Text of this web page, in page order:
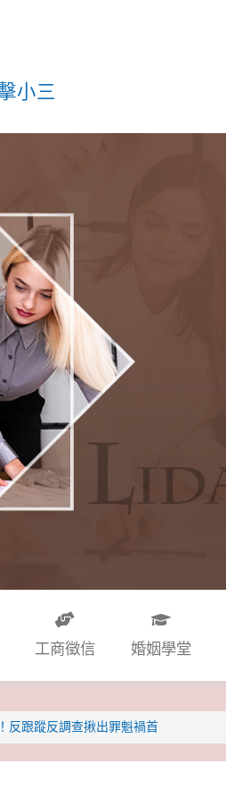
小三
工商徵信 婚姻學堂
反跟蹤反調查揪出罪魁禍首